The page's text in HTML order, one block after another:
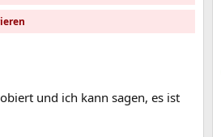
und ich kann sagen, es ist